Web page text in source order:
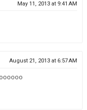
May 11, 2013 at 9:41 AM
August 21, 2013 at 6:57 AM